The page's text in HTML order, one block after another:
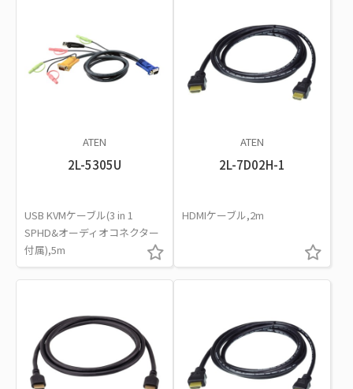
ATEN
2L-5305U
USB KVMケーブル(3 in 1
SPHD&オーディオコネクター
付属),5m
ATEN
2L-7D02H-1
HDMIケーブル,2m